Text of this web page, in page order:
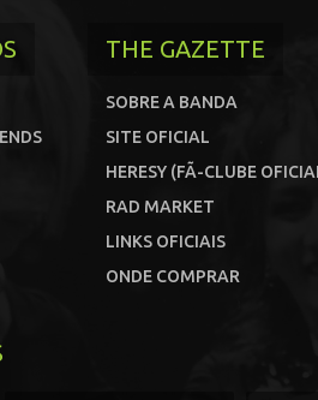
THE GAZETTE
SOBRE A BANDA
SITE OFICIAL
HERESY (FÃ-CLUBE
RAD MARKET
LINKS OFICIAIS
ONDE COMPRAR